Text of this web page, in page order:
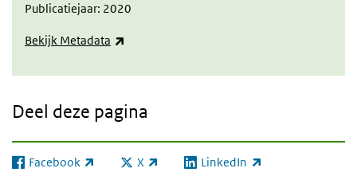
Publicatiejaar: 2020
Bekijk Metadata
Deel deze pagina
Facebook
(externe link) X
(externe link) LinkedIn
(externe link)